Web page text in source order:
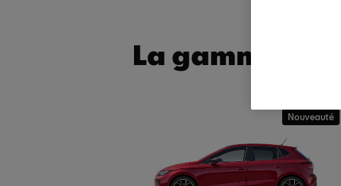
La gamme SEAT
Nouveauté